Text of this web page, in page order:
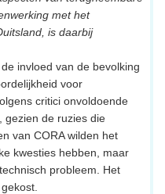
met het
is daarbij
invloed van de bevolking
voor
critici onvoldoende
gezien de ruzies die
van CORA wilden het
kwesties hebben, maar
probleem. Het